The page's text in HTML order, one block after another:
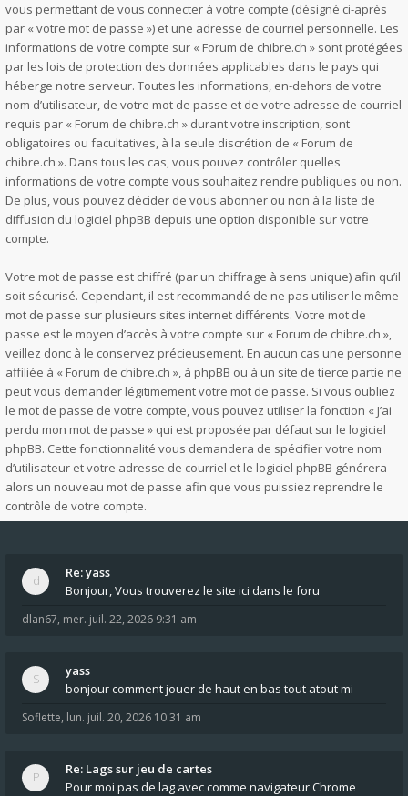
vous permettant de vous connecter à votre compte (désigné ci-après
par « votre mot de passe ») et une adresse de courriel personnelle. Les
informations de votre compte sur « Forum de chibre.ch » sont protégées
par les lois de protection des données applicables dans le pays qui
héberge notre serveur. Toutes les informations, en-dehors de votre
nom d’utilisateur, de votre mot de passe et de votre adresse de courriel
requis par « Forum de chibre.ch » durant votre inscription, sont
obligatoires ou facultatives, à la seule discrétion de « Forum de
chibre.ch ». Dans tous les cas, vous pouvez contrôler quelles
informations de votre compte vous souhaitez rendre publiques ou non.
De plus, vous pouvez décider de vous abonner ou non à la liste de
diffusion du logiciel phpBB depuis une option disponible sur votre
compte.
Votre mot de passe est chiffré (par un chiffrage à sens unique) afin qu’il
soit sécurisé. Cependant, il est recommandé de ne pas utiliser le même
mot de passe sur plusieurs sites internet différents. Votre mot de
passe est le moyen d’accès à votre compte sur « Forum de chibre.ch »,
veillez donc à le conservez précieusement. En aucun cas une personne
affiliée à « Forum de chibre.ch », à phpBB ou à un site de tierce partie ne
peut vous demander légitimement votre mot de passe. Si vous oubliez
le mot de passe de votre compte, vous pouvez utiliser la fonction « J’ai
perdu mon mot de passe » qui est proposée par défaut sur le logiciel
phpBB. Cette fonctionnalité vous demandera de spécifier votre nom
d’utilisateur et votre adresse de courriel et le logiciel phpBB générera
alors un nouveau mot de passe afin que vous puissiez reprendre le
contrôle de votre compte.
Re: yass
Bonjour, Vous trouverez le site ici dans le foru
dlan67, mer. juil. 22, 2026 9:31 am
yass
bonjour comment jouer de haut en bas tout atout mi
Soflette, lun. juil. 20, 2026 10:31 am
Re: Lags sur jeu de cartes
Pour moi pas de lag avec comme navigateur Chrome